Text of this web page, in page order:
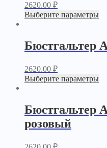
2620.00 ₽
Выберите параметры
Бюстгальтер
2620.00 ₽
Выберите параметры
Бюстгальтер
розовый